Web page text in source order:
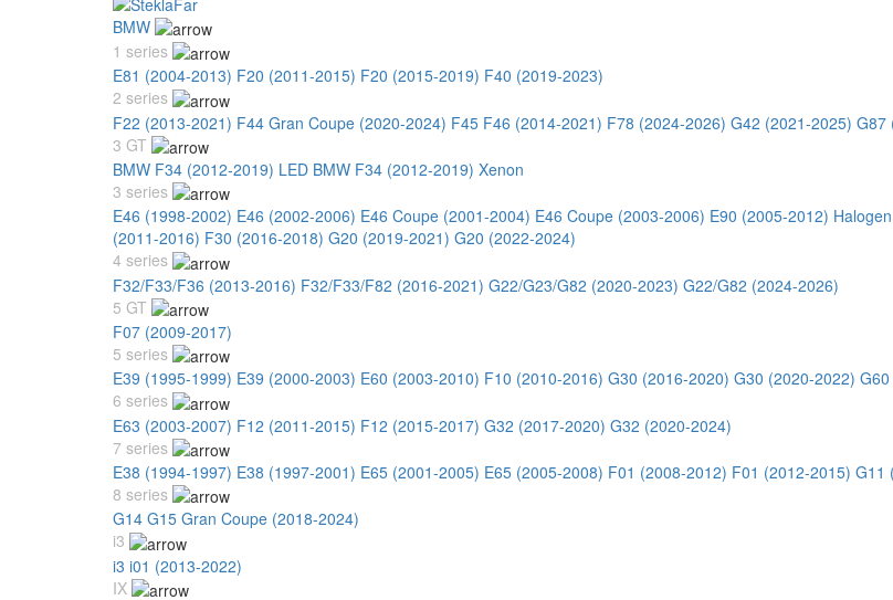
BMW
1 series
E81 (2004-2013) F20 (2011-2015) F20 (2015-2019) F40 (2019-2023)
2 series
F22 (2013-2021) F44 Gran Coupe (2020-2024) F45 F46 (2014-2021) F78 (2024-2026) G42 (2021-2025) G87
3 GT
BMW F34 (2012-2019) LED BMW F34 (2012-2019) Xenon
3 series
E46 (1998-2002) E46 (2002-2006) E46 Coupe (2001-2004) E46 Coupe (2003-2006) E90 (2005-2012) Halogen
(2011-2016) F30 (2016-2018) G20 (2019-2021) G20 (2022-2024)
4 series
F32/F33/F36 (2013-2016) F32/F33/F82 (2016-2021) G22/G23/G82 (2020-2023) G22/G82 (2024-2026)
5 GT
F07 (2009-2017)
5 series
E39 (1995-1999) E39 (2000-2003) E60 (2003-2010) F10 (2010-2016) G30 (2016-2020) G30 (2020-2022)
6 series
E63 (2003-2007) F12 (2011-2015) F12 (2015-2017) G32 (2017-2020) G32 (2020-2024)
7 series
E38 (1994-1997) E38 (1997-2001) E65 (2001-2005) E65 (2005-2008) F01 (2008-2012) F01 (2012-2015) G11
8 series
G14 G15 Gran Coupe (2018-2024)
i3
i3 i01 (2013-2022)
IX